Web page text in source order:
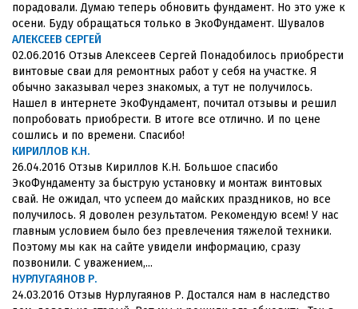
порадовали. Думаю теперь обновить фундамент. Но это уже к
осени. Буду обращаться только в ЭкоФундамент. Шувалов
АЛЕКСЕЕВ СЕРГЕЙ
02.06.2016 Отзыв Алексеев Сергей Понадобилось приобрести
винтовые сваи для ремонтных работ у себя на участке. Я
обычно заказывал через знакомых, а тут не получилось.
Нашел в интернете ЭкоФундамент, почитал отзывы и решил
попробовать приобрести. В итоге все отлично. И по цене
сошлись и по времени. Спасибо!
КИРИЛЛОВ К.Н.
26.04.2016 Отзыв Кириллов К.Н. Большое спасибо
ЭкоФундаменту за быструю установку и монтаж винтовых
свай. Не ожидал, что успеем до майских праздников, но все
получилось. Я доволен результатом. Рекомендую всем! У нас
главным условием было без превлечения тяжелой техники.
Поэтому мы как на сайте увидели информацию, сразу
позвонили. С уважением,...
НУРЛУГАЯНОВ Р.
24.03.2016 Отзыв Нурлугаянов Р. Достался нам в наследство